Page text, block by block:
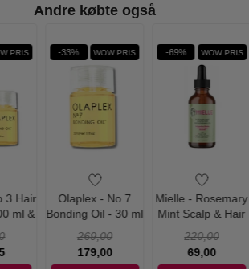
Andre købte også
PRIS
3 Hair
ml &
-33% WOW PRIS
Olaplex - No 7
Bonding Oil - 30 ml
269,00
179,00
-69% WOW PRIS
Mielle - Rosemary
Mint Scalp & Hair
59 ml
220,00
69,00